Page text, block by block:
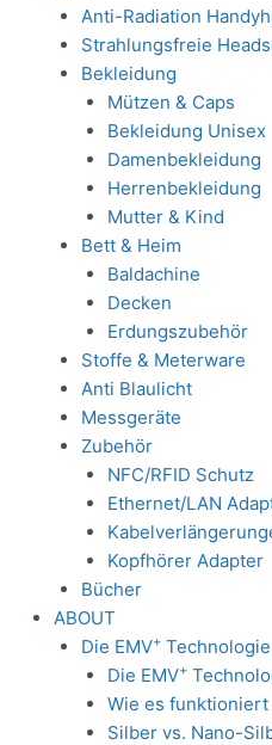
Anti-Radiation
Strahlungsfreie
Bekleidung
Mützen & Caps
Bekleidung Unisex
Damenbekleidung
Herrenbekleidung
Mutter & Kind
Bett & Heim
Baldachine
Decken
Erdungszubehör
Stoffe & Meterware
Anti Blaulicht
Messgeräte
Zubehör
NFC/RFID Schutz
Ethernet/LAN
Kopfhörer Adapter
Bücher
ABOUT
Die EMV+Technologie
Die EMV+
Wie es funktioniert
Silber vs. Nano-